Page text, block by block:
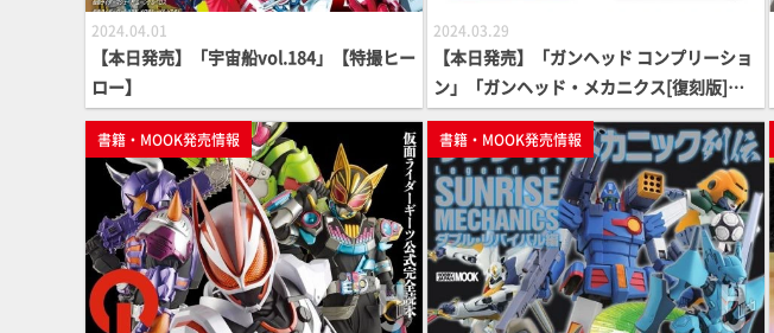
2024.04.01
【本日発売】「宇宙船vol.184」【特撮ヒー
ロー】
2024.03.29
【本日発売】「ガンヘッド コンプリーショ
ン」「ガンヘッド・メカニクス[復刻版]」
【35周年記念】
書籍・MOOK発売情報 書籍・MOOK発売情報